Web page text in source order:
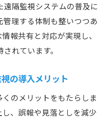
る監視システムの即応
速対応と監視システム
隔監視システムの普及に
理する体制も整いつつあ
報共有と対応が実現し、
れています。
の導入メリット
のメリットをもたらしま
、誤報や見落としを減少